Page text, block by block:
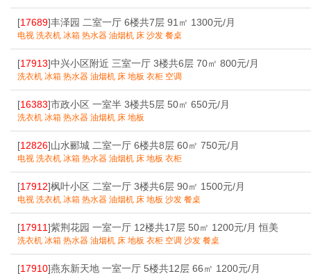
[17689]丰泽园 二室一厅 6楼共7层 91㎡ 1300元/月
电视 洗衣机 冰箱 热水器 油烟机 床 沙发 餐桌
[17913]中兴小区附近 三室一厅 3楼共6层 70㎡ 800元/月
洗衣机 冰箱 热水器 油烟机 床 地板 衣柜 空调
[16383]市政小区 一室半 3楼共5层 50㎡ 650元/月
洗衣机 冰箱 热水器 油烟机 床 地板
[12826]山水郦城 二室一厅 6楼共8层 60㎡ 750元/月
电视 洗衣机 冰箱 热水器 油烟机 床 地板 衣柜
[17912]枫叶小区 二室一厅 3楼共6层 90㎡ 1500元/月
电视 洗衣机 冰箱 热水器 油烟机 床 地板 沙发 餐桌
[17911]紫荆花园 一室一厅 12楼共17层 50㎡ 1200元/月 恒美
洗衣机 冰箱 热水器 油烟机 床 地板 衣柜 空调 沙发 餐桌
[17910]燕东新天地 一室一厅 5楼共12层 66㎡ 1200元/月